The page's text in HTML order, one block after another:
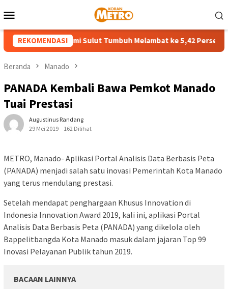
ke
Mobile
REKOMENDASI
II-2026 Ekonomi Sulut Tumbuh Melambat ke 5,42 Persen
Beranda Manado
PANADA Kembali Bawa Pemkot Manado
Tuai Prestasi
Augustinus Randang
29 Mei 2019
162 Dilihat
METRO, Manado- Aplikasi Portal Analisis Data Berbasis Peta
(PANADA) menjadi salah satu inovasi Pemerintah Kota Manado
yang terus mendulang prestasi.
Setelah mendapat penghargaan Khusus Innovation di
Indonesia Innovation Award 2019, kali ini, aplikasi Portal
Analisis Data Berbasis Peta (PANADA) yang dikelola oleh
Bappelitbangda Kota Manado masuk dalam jajaran Top 99
Inovasi Pelayanan Publik tahun 2019.
BACAAN LAINNYA